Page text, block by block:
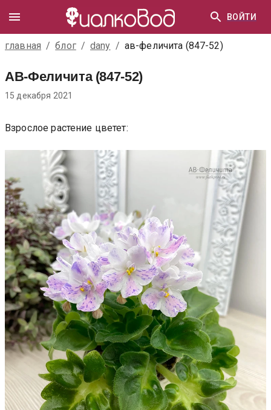
ВОЙТИ
главная / блог / dany / ав-феличита (847-52)
АВ-Феличита (847-52)
15 декабря 2021
Взрослое растение цветет: